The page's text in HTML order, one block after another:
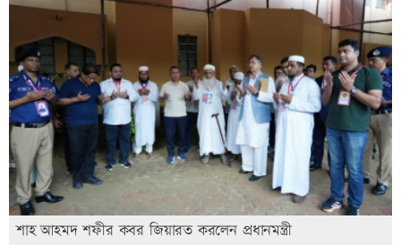
শাহ আহমদ শফীর কবর জিয়ারত করলেন প্রধানমন্ত্রী